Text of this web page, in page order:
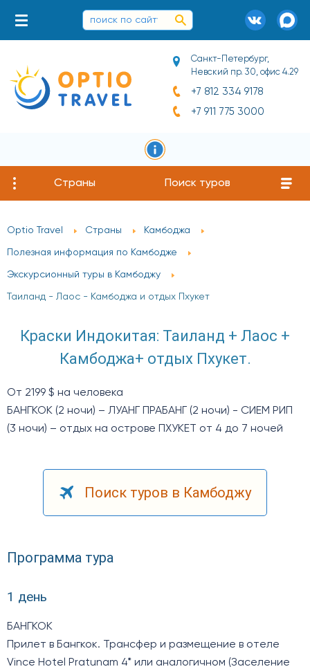
Санкт-Петербург,
Невский пр. 30, офис 4.29
+7 812 334 9178
+7 911 775 3000
Страны Поиск туров
Optio Travel Страны Камбоджа
Полезная информация по Камбодже
Экскурсионный туры в Камбоджу
Таиланд - Лаос - Камбоджа и отдых Пхукет
Краски Индокитая: Таиланд + Лаос +
Камбоджа+ отдых Пхукет.
От 2199 $ на человека
БАНГКОК (2 ночи) – ЛУАНГ ПРАБАНГ (2 ночи) - СИЕМ РИП
(3 ночи) – отдых на острове ПХУКЕТ от 4 до 7 ночей
Поиск туров в Камбоджу
Программа тура
1 день
БАНГКОК
Прилет в Бангкок. Трансфер и размещение в отеле
Vince Hotel Pratunam 4* или аналогичном (Заселение